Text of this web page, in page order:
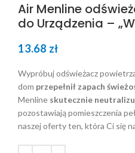
Air Menline
do Urządzenia –
13.68 zł
Wypróbuj odświeżacz
dom przepełnił zapach
Menline skutecznie
pozostawiają pomieszczenia
naszej oferty ten, która Ci się